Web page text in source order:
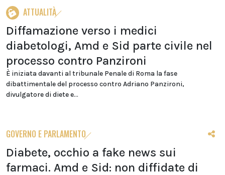
ATTUALITÀ
Diffamazione verso i medici
diabetologi, Amd e Sid parte civile nel
processo contro Panzironi
È iniziata davanti al tribunale Penale di Roma la fase
dibattimentale del processo contro Adriano Panzironi,
divulgatore di diete e...
GOVERNO E PARLAMENTO
Diabete, occhio a fake news sui
farmaci. Amd e Sid: non diffidate di